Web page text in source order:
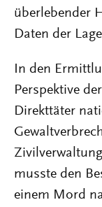
überlebender
Daten der
In den
Perspektive
Direkttäter
musste den
einem Mord